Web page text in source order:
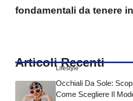
fondamentali da tenere
Articoli Recenti
Lifestyle
Occhiali Da Sole:
Come Scegliere Il